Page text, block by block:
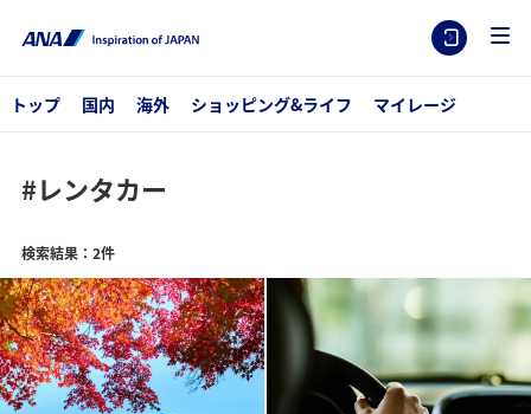
トップ 国内 海外 ショッピング&ライフ マイレージ
#レンタカー
検索結果：2件